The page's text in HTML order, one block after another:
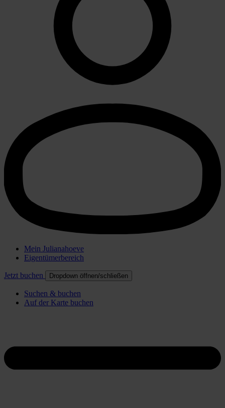
Mein Julianahoeve
Eigentümerbereich
Jetzt buchen Dropdown öffnen/schließen
Suchen & buchen
Auf der Karte buchen